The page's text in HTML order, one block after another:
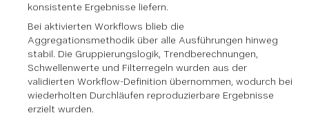
konsistente Ergebnisse liefern.
Bei aktivierten Workflows blieb die
Aggregationsmethodik über alle Ausführungen hinweg
stabil. Die Gruppierungslogik, Trendberechnungen,
Schwellenwerte und Filterregeln wurden aus der
validierten Workflow-Definition übernommen, wodurch bei
wiederholten Durchläufen reproduzierbare Ergebnisse
erzielt wurden.